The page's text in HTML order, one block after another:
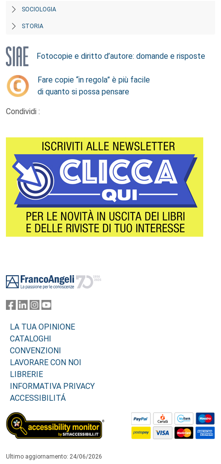
SOCIOLOGIA
STORIA
Fotocopie e diritto d’autore: domande e risposte
Fare copie “in regola” è più facile
di quanto si possa pensare
Condividi :
LA TUA OPINIONE
CATALOGHI
CONVENZIONI
LAVORARE CON NOI
LIBRERIE
INFORMATIVA PRIVACY
ACCESSIBILITÁ
Ultimo aggiornamento: 24/06/2026